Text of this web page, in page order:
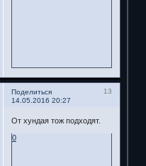
Поделиться
13
14.05.2016 20:27
От хундая тож подходят.
0